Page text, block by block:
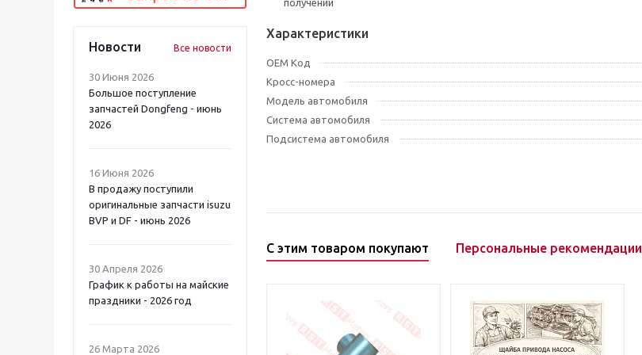
Новости Все новости
30 Июня 2026
Большое поступление
запчастей Dongfeng - июнь
2026
16 Июня 2026
В продажу поступили
оригинальные запчасти isuzu
BVP и DF - июнь 2026
30 Апреля 2026
График к работы на майские
праздники - 2026 год
26 Марта 2026
Характеристики
OEM Код
Кросс-номера
Модель автомобиля
Система автомобиля
Подсистема автомобиля
С этим товаром покупают Персональные рекомендации